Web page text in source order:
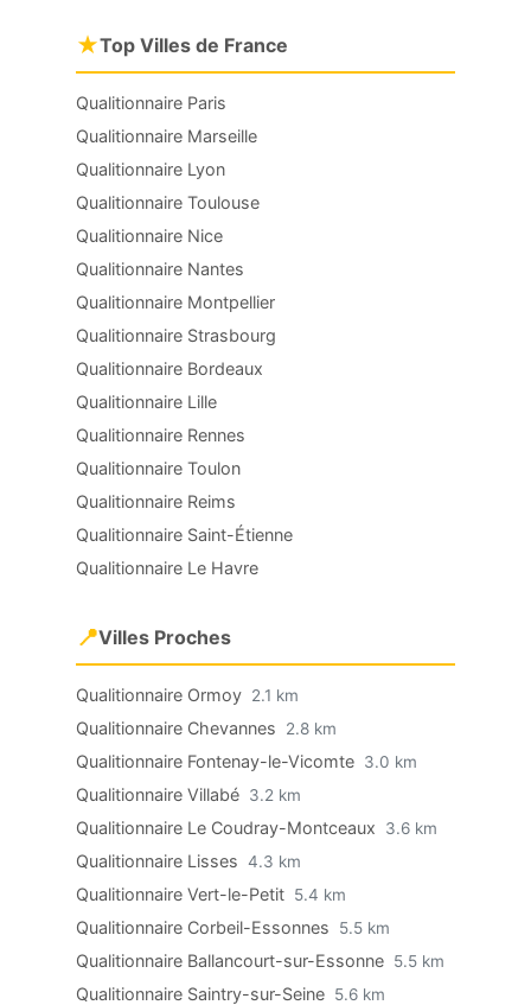
★Top Villes de France
Qualitionnaire Paris
Qualitionnaire Marseille
Qualitionnaire Lyon
Qualitionnaire Toulouse
Qualitionnaire Nice
Qualitionnaire Nantes
Qualitionnaire Montpellier
Qualitionnaire Strasbourg
Qualitionnaire Bordeaux
Qualitionnaire Lille
Qualitionnaire Rennes
Qualitionnaire Toulon
Qualitionnaire Reims
Qualitionnaire Saint-Étienne
Qualitionnaire Le Havre
📍Villes Proches
Qualitionnaire Ormoy 2.1 km
Qualitionnaire Chevannes 2.8 km
Qualitionnaire Fontenay-le-Vicomte 3.0 km
Qualitionnaire Villabé 3.2 km
Qualitionnaire Le Coudray-Montceaux 3.6 km
Qualitionnaire Lisses 4.3 km
Qualitionnaire Vert-le-Petit 5.4 km
Qualitionnaire Corbeil-Essonnes 5.5 km
Qualitionnaire Ballancourt-sur-Essonne 5.5 km
Qualitionnaire Saintry-sur-Seine 5.6 km